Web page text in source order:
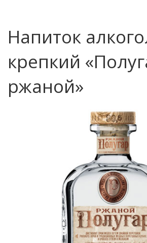
Напиток
крепкий
ржаной»